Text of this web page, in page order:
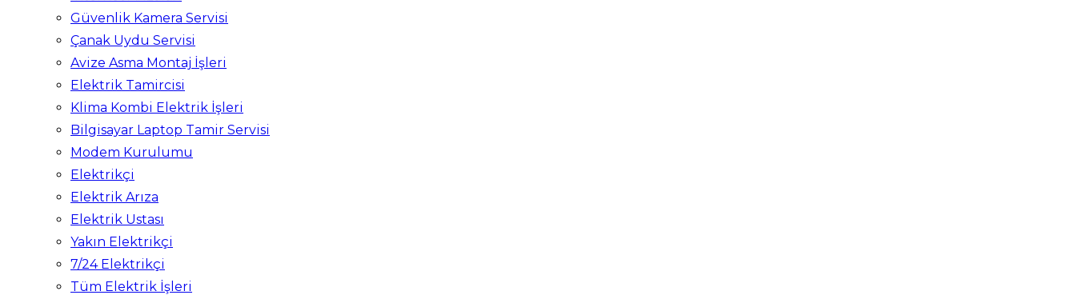
Güvenlik Kamera Servisi
Çanak Uydu Servisi
Avize Asma Montaj İşleri
Elektrik Tamircisi
Klima Kombi Elektrik İşleri
Bilgisayar Laptop Tamir Servisi
Modem Kurulumu
Elektrikçi
Elektrik Arıza
Elektrik Ustası
Yakın Elektrikçi
7/24 Elektrikçi
Tüm Elektrik İşleri